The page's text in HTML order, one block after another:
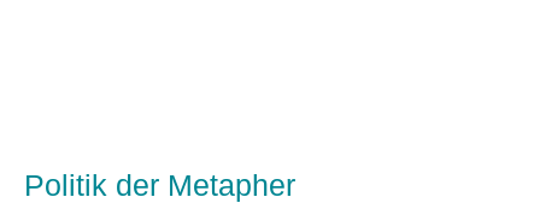
Politik der Metapher